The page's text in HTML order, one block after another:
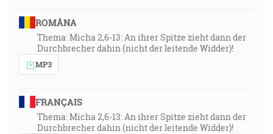
ROMÂNA
Thema: Micha 2,6-13: An ihrer Spitze zieht dann der
Durchbrecher dahin (nicht der leitende Widder)!
MP3
FRANÇAIS
Thema: Micha 2,6-13: An ihrer Spitze zieht dann der
Durchbrecher dahin (nicht der leitende Widder)!